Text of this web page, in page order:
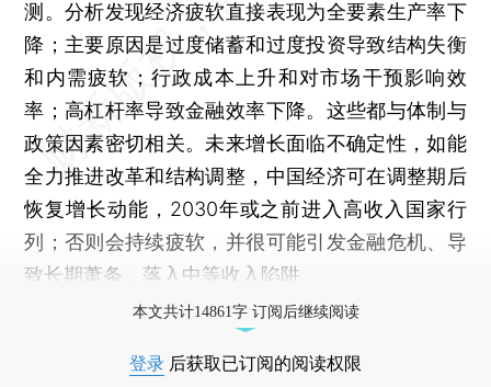
测。分析发现经济疲软直接表现为全要素生产率下
降；主要原因是过度储蓄和过度投资导致结构失衡
和内需疲软；行政成本上升和对市场干预影响效
率；高杠杆率导致金融效率下降。这些都与体制与
政策因素密切相关。未来增长面临不确定性，如能
全力推进改革和结构调整，中国经济可在调整期后
恢复增长动能，2030年或之前进入高收入国家行
列；否则会持续疲软，并很可能引发金融危机、导
致长期萧条，落入中等收入陷阱。
本文共计14861字 订阅后继续阅读
登录 后获取已订阅的阅读权限